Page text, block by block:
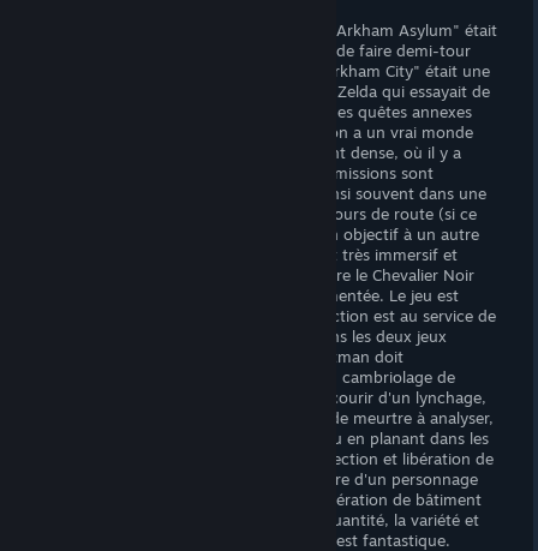
Le monde ouvert, parlons-en: "Batman: Arkham Asylum" était
une histoire linéaire qui nous permettait de faire demi-tour
pour collecter des trophées, "Batman: Arkham City" était une
histoire linéaire avec un "overworld" à la Zelda qui essayait de
faire croire à un monde ouvert grâce à des quêtes annexes
laborieuses et dispensables, alors qu'ici on a un vrai monde
ouvert totalement libre et incroyablement dense, où il y a
énormément de choses à faire et où les missions sont
étonnamment variées. On s'engagera ainsi souvent dans une
mission pour en croiser trois autres en cours de route (si ce
n'est plus), et on passera à l'instinct d'un objectif à un autre
selon ses envies ou selon l'urgence, c'est très immersif et
agréable, on a vraiment l'impression d'être le Chevalier Noir
lors d'une nuit particulièrement mouvementée. Le jeu est
étonnamment axé sur son gameplay, l'action est au service de
l'immersion alors que c'était l'inverse dans les deux jeux
précédents, toutes les situations que Batman doit
habituellement résoudre sont exploitées: cambriolage de
banque, émeute urbaine, personne à secourir d'un lynchage,
interception d'un ennemi volant, scène de meurtre à analyser,
véhicule à filer en courant sur les toits ou en planant dans les
airs, drone patrouilleur à neutraliser, détection et libération de
personne séquestrée, poursuite en voiture d'un personnage
volant, énigme du Riddler à résoudre, libération de bâtiment
investi par des forces armées, etc. - la quantité, la variété et
surtout la qualité des tâches à effectuer est fantastique.